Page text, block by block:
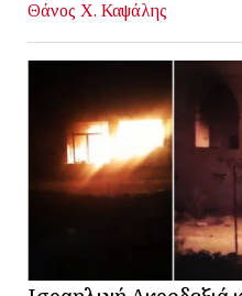
Θάνος Χ. Καψάλης